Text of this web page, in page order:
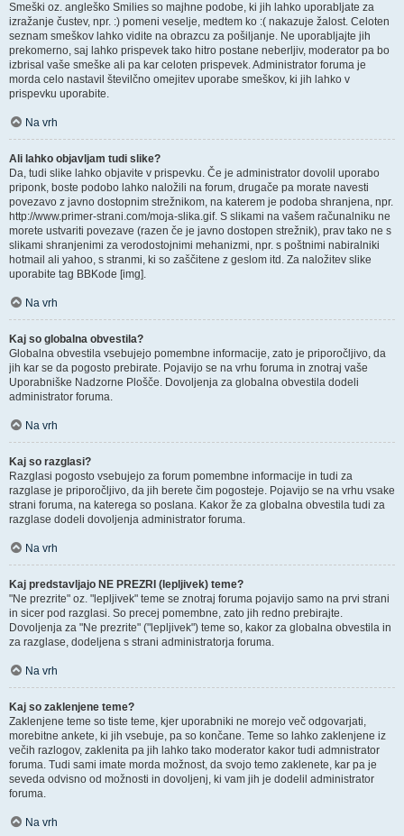
Smeški oz. angleško Smilies so majhne podobe, ki jih lahko uporabljate za
izražanje čustev, npr. :) pomeni veselje, medtem ko :( nakazuje žalost. Celoten
seznam smeškov lahko vidite na obrazcu za pošiljanje. Ne uporabljajte jih
prekomerno, saj lahko prispevek tako hitro postane neberljiv, moderator pa bo
izbrisal vaše smeške ali pa kar celoten prispevek. Administrator foruma je
morda celo nastavil številčno omejitev uporabe smeškov, ki jih lahko v
prispevku uporabite.
Na vrh
Ali lahko objavljam tudi slike?
Da, tudi slike lahko objavite v prispevku. Če je administrator dovolil uporabo
priponk, boste podobo lahko naložili na forum, drugače pa morate navesti
povezavo z javno dostopnim strežnikom, na katerem je podoba shranjena, npr.
http://www.primer-strani.com/moja-slika.gif. S slikami na vašem računalniku ne
morete ustvariti povezave (razen če je javno dostopen strežnik), prav tako ne s
slikami shranjenimi za verodostojnimi mehanizmi, npr. s poštnimi nabiralniki
hotmail ali yahoo, s stranmi, ki so zaščitene z geslom itd. Za naložitev slike
uporabite tag BBKode [img].
Na vrh
Kaj so globalna obvestila?
Globalna obvestila vsebujejo pomembne informacije, zato je priporočljivo, da
jih kar se da pogosto prebirate. Pojavijo se na vrhu foruma in znotraj vaše
Uporabniške Nadzorne Plošče. Dovoljenja za globalna obvestila dodeli
administrator foruma.
Na vrh
Kaj so razglasi?
Razglasi pogosto vsebujejo za forum pomembne informacije in tudi za
razglase je priporočljivo, da jih berete čim pogosteje. Pojavijo se na vrhu vsake
strani foruma, na katerega so poslana. Kakor že za globalna obvestila tudi za
razglase dodeli dovoljenja administrator foruma.
Na vrh
Kaj predstavljajo NE PREZRI (lepljivek) teme?
"Ne prezrite" oz. "lepljivek" teme se znotraj foruma pojavijo samo na prvi strani
in sicer pod razglasi. So precej pomembne, zato jih redno prebirajte.
Dovoljenja za "Ne prezrite" ("lepljivek") teme so, kakor za globalna obvestila in
za razglase, dodeljena s strani administratorja foruma.
Na vrh
Kaj so zaklenjene teme?
Zaklenjene teme so tiste teme, kjer uporabniki ne morejo več odgovarjati,
morebitne ankete, ki jih vsebuje, pa so končane. Teme so lahko zaklenjene iz
večih razlogov, zaklenita pa jih lahko tako moderator kakor tudi admnistrator
foruma. Tudi sami imate morda možnost, da svojo temo zaklenete, kar pa je
seveda odvisno od možnosti in dovoljenj, ki vam jih je dodelil administrator
foruma.
Na vrh